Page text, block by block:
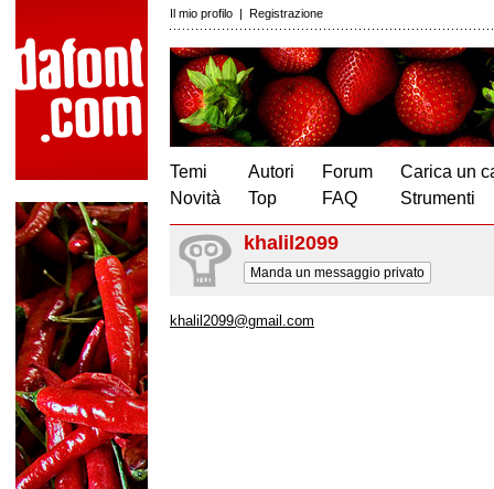
Il mio profilo | Registrazione
Temi
Novità
Autori
Top
Forum
FAQ
Carica un
Strumenti
khalil2099
Manda un messaggio privato
khalil2099@gmail.com